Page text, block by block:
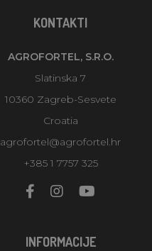
KONTAKTI
AGROFORTEL, S.R.O.
Slatinska 7
10360 Zagreb-Sesvete
Croatia
agrofortel@agrofortel.hr
+385 1 7757 325
INFORMACIJE